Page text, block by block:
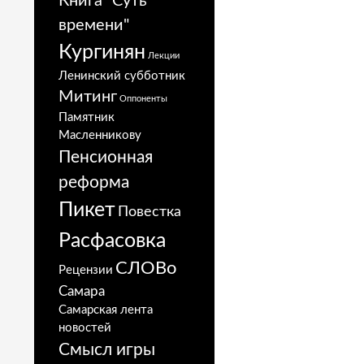
времени"
Кургинян Лекции
Ленинский субботник
Митинг Оппоненты
Памятник
Масленникову
Пенсионная
реформа
Пикет Повестка
Расфасовка
Рецензии СЛОВо
Самара
Самарская лента
новостей
Смысл игры